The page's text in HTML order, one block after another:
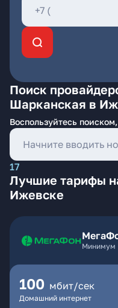
Поиск
Шарканская в
Воспользуйтесь
17
Лучшие тарифы
Ижевске
Минимум
100 мбит/сек
Домашний интернет